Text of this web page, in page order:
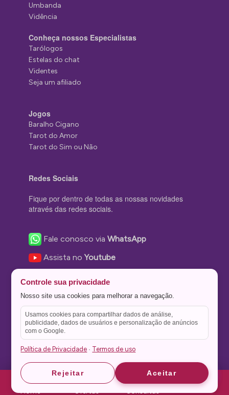
Home Ofertas Consultas
Umbanda
Vidência
Conheça nossos Especialistas
Tarólogos
Estelas do chat
Videntes
Seja um afiliado
Jogos
Baralho Cigano
Tarot do Amor
Tarot do Sim ou Não
Redes Sociais
Fique por dentro de todas as nossas novidades
através das redes sociais.
Fale conosco viaWhatsApp
Assista noYoutube
Nos siga no Instagram
Nos siga noTwitter
Salve no
Theme Stone Blog Powered byWordPress
Controle sua privacidade
Nosso site usa cookies para melhorar a navegação.
Usamos cookies para compartilhar dados de análise,
publicidade, dados de usuários e personalização de anúncios
com o Google.
Política de Privacidade · Termos de uso
Rejeitar Aceitar